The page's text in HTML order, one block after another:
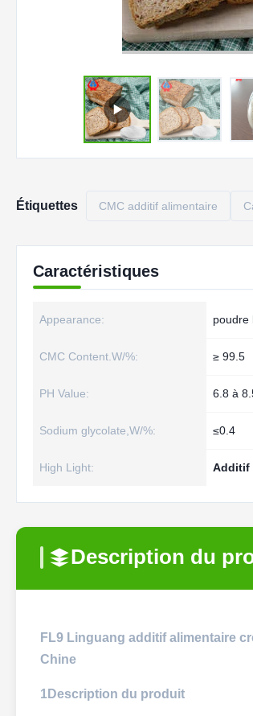
Étiquettes CMC additif alimentaire
Caractéristiques
Appearance: poudre
CMC Content.W/%: ≥ 99.5
PH Value: 6.8 à
Sodium glycolate,W/%: ≤0.4
High Light: Additif
Description du
FL9 Linguang additif alimentaire
Chine
1Description du produit